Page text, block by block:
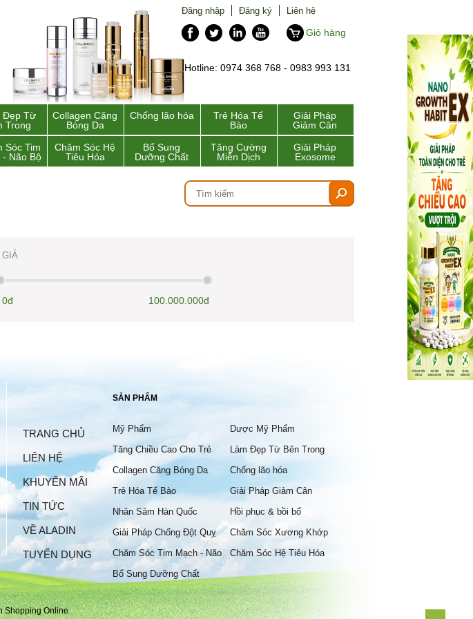
Đăng nhập Đăng ký
Liên hệ
Giỏ hàng
Hotline: 0974 368 768 - 0983 993 131
Đẹp Từ
Trong
Collagen Căng
Bóng Da
Chống lão hóa
Trẻ Hóa Tế
Bào
Giải Pháp
Giảm Cân
Sóc Tim
- Não Bộ
Chăm Sóc Hệ
Tiêu Hóa
Bổ Sung
Dưỡng Chất
Tăng Cường
Miễn Dịch
Giải Pháp
Exosome
GIÁ
0đ 100.000.000đ
TRANG CHỦ
LIÊN HỆ
KHUYẾN MÃI
TIN TỨC
VỀ ALADIN
TUYỂN DỤNG
SẢN PHẨM
Mỹ Phẩm
Dược Mỹ Phẩm
Tăng Chiều Cao Cho Trẻ
Làm Đẹp Từ Bên Trong
Collagen Căng Bóng Da
Chống lão hóa
Trẻ Hóa Tế Bào
Giải Pháp Giảm Cân
Nhân Sâm Hàn Quốc
Hồi phục & bồi bổ
Giải Pháp Chống Đột Quỵ
Chăm Sóc Xương Khớp
Chăm Sóc Tim Mạch - Não
Bộ
Chăm Sóc Hệ Tiêu Hóa
Bổ Sung Dưỡng Chất
Shopping Online